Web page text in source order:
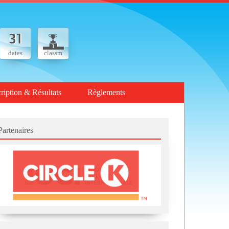
dates classm
& Résultats Règlements